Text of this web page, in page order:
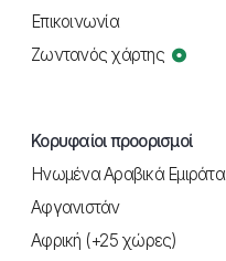
Επικοινωνία
Ζωντανός χάρτης
Κορυφαίοι προορισμοί
Ηνωμένα Αραβικά Εμιράτα
Αφγανιστάν
Αφρική (+25 χώρες)